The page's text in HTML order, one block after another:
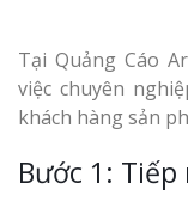
Tại Quảng Cáo
việc chuyên
khách hàng sản
Bước 1: